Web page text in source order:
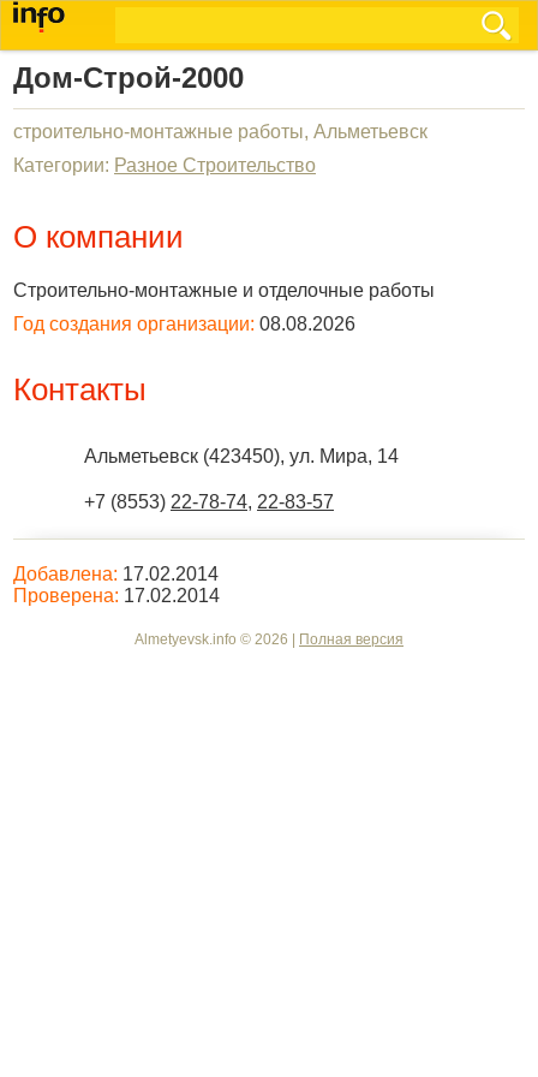
Дом-Строй-2000
строительно-монтажные работы, Альметьевск
Категории: Разное Строительство
О компании
Строительно-монтажные и отделочные работы
Год создания организации: 08.08.2026
Контакты
Альметьевск (423450), ул. Мира, 14
+7 (8553) 22-78-74, 22-83-57
Добавлена: 17.02.2014
Проверена: 17.02.2014
Almetyevsk.info © 2026 | Полная версия